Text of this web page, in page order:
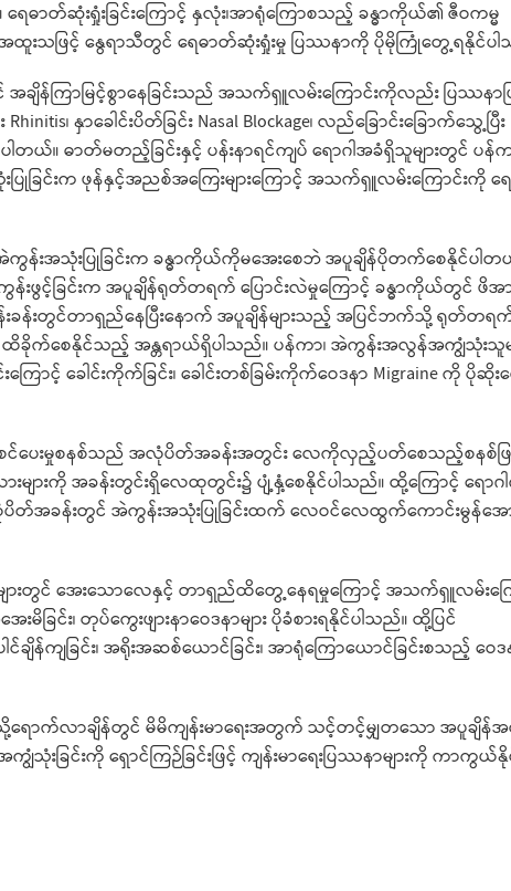
ေဓာတ်ဆုံးရှုံးခြင်းကြောင့် နှလုံး၊အာရုံကြောစသည့် ခန္ဓာကိုယ်၏ ဇီဝကမ္မ
ထူးသဖြင့် နွေရာသီတွင် ရေဓာတ်ဆုံးရှုံးမှု ပြဿနာကို ပိုမိုကြုံတွေ့ရနိုင်ပ
ချိန်ကြာမြင့်စွာနေခြင်းသည် အသက်ရှူလမ်းကြောင်းကိုလည်း ပြဿနာဖ
၊ နှာခေါင်းပိတ်ခြင်း Nasal Blockage၊ လည်ခြောင်းခြောက်သွေ့ပြီး
ယ်။ ဓာတ်မတည့်ခြင်းနှင့် ပန်းနာရင်ကျပ် ရောဂါအခံရှိသူများတွင် ပန်
ခြင်းက ဖုန်နှင့်အညစ်အကြေးများကြောင့် အသက်ရှူလမ်းကြောင်းကို ရေ
ကွန်းအသုံးပြုခြင်းက ခန္ဓာကိုယ်ကိုမအေးစေဘဲ အပူချိန်ပိုတက်စေနိုင်ပါတ
းဖွင့်ခြင်းက အပူချိန်ရုတ်တရက် ပြောင်းလဲမှုကြောင့် ခန္ဓာကိုယ်တွင် ဖိအာ
ခန်းတွင်တာရှည်နေပြီးနောက် အပူချိန်များသည့် အပြင်ဘက်သို့ ရုတ်တ
က်စေနိုင်သည့် အန္တရာယ်ရှိပါသည်။ ပန်ကာ၊ အဲကွန်းအလွန်အကျွံသုံးသူမ
ောင့် ခေါင်းကိုက်ခြင်း၊ ခေါင်းတစ်ခြမ်းကိုက်ဝေဒနာ Migraine ကို ပိုဆိုးစ
ပေးမှုစနစ်သည် အလုံပိတ်အခန်းအတွင်း လေကိုလှည့်ပတ်စေသည့်စနစ်ဖ
ျားကို အခန်းတွင်းရှိလေထုတွင်း၌ ပျံ့နှံ့စေနိုင်ပါသည်။ ထို့ကြောင့် ရောဂ
ပိတ်အခန်းတွင် အဲကွန်းအသုံးပြုခြင်းထက် လေဝင်လေထွက်ကောင်းမွန်အေ
းတွင် အေးသောလေနှင့် တာရှည်ထိတွေ့နေရမှုကြောင့် အသက်ရှူလမ်းကြ
းမိခြင်း၊ တုပ်ကွေးဖျားနာဝေဒနာများ ပိုခံစားရနိုင်ပါသည်။ ထို့ပြင်
ျိန်ကျခြင်း၊ အရိုးအဆစ်ယောင်ခြင်း၊ အာရုံကြောယောင်ခြင်းစသည့် ဝေဒန
ောက်လာချိန်တွင် မိမိကျန်းမာရေးအတွက် သင့်တင့်မျှတသော အပူချိ
ျွံသုံးခြင်းကို ရှောင်ကြဉ်ခြင်းဖြင့် ကျန်းမာရေးပြဿနာများကို ကာကွယ်